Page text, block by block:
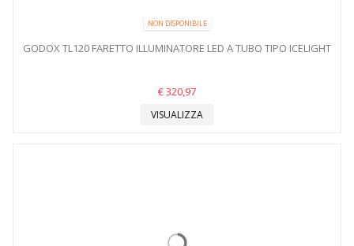
NON DISPONIBILE
GODOX TL120 FARETTO ILLUMINATORE LED A TUBO TIPO ICELIGHT
€ 320,97
VISUALIZZA